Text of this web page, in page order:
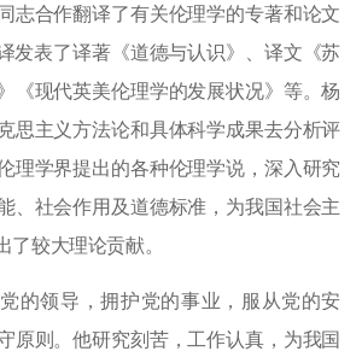
志合作翻译了有关伦理学的专著和论文
发表了译著《道德与认识》、译文《苏
《现代英美伦理学的发展状况》等。杨
思主义方法论和具体科学成果去分析评
理学界提出的各种伦理学说，深入研究
、社会作用及道德标准，为我国社会主
了较大理论贡献。
的领导，拥护党的事业，服从党的安
原则。他研究刻苦，工作认真，为我国